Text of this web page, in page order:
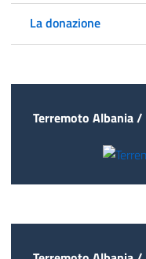
La donazione
Terremoto Albania